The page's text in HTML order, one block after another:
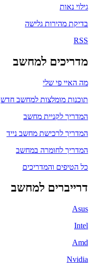
גילוי נאות
בדיקת מהירות גלישה
RSS
מדריכים למחשב
מה האיי פי שלי
תוכנות מומלצות למחשב חדש
המדריך לקניית מחשב
המדריך לרכישת מחשב נייד
המדריך לחומרה במחשב
כל הטיפים והמדריכים
דרייברים למחשב
Asus
Intel
Amd
Nvidia